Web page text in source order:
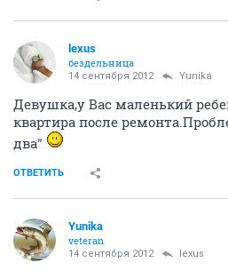
lexus
бездельница
14 сентября 2012 Yunika
Девушка,у Вас маленький
квартира после
два"
ОТВЕТИТЬ
Yunika
veteran
14 сентября 2012 lexus